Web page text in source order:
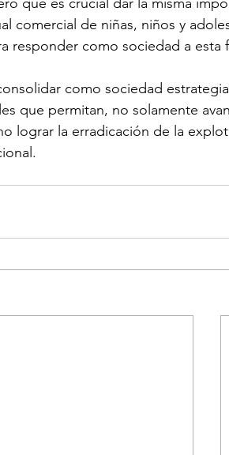
comercial de niñas, niños y
responder como sociedad a esta
como sociedad
que permitan, no solamente
lograr la erradicación de la